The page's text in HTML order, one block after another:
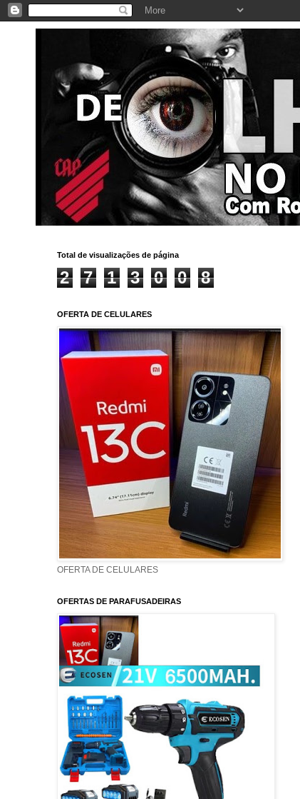
Total de visualizações de página
2 7 1 3 0 0 8
OFERTA DE CELULARES
OFERTA DE CELULARES
OFERTAS DE PARAFUSADEIRAS